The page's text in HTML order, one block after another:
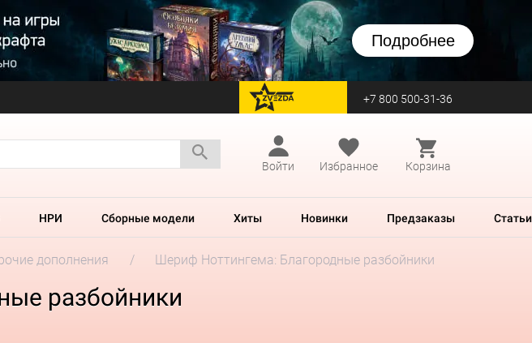
Подробнее
перейти на Zvezda +7 800 500-31-36
Войти
Избранное Корзина
НРИ Сборные модели Хиты Новинки Предзаказы Статьи
дополнения Шериф Ноттингема: Благородные разбойники
разбойники